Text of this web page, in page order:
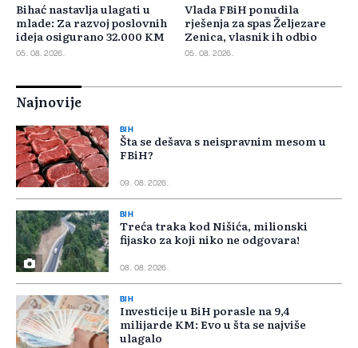
Bihać nastavlja ulagati u
mlade: Za razvoj poslovnih
ideja osigurano 32.000 KM
05. 08. 2026.
Vlada FBiH ponudila
rješenja za spas Željezare
Zenica, vlasnik ih odbio
05. 08. 2026.
Najnovije
BIH
Šta se dešava s neispravnim mesom u
FBiH?
09. 08. 2026.
BIH
Treća traka kod Nišića, milionski
fijasko za koji niko ne odgovara!
08. 08. 2026.
BIH
Investicije u BiH porasle na 9,4
milijarde KM: Evo u šta se najviše
ulagalo